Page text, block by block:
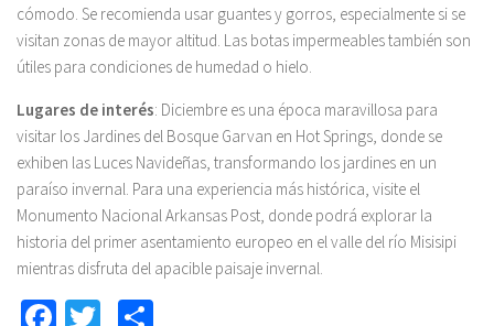
cómodo. Se recomienda usar guantes y gorros, especialmente si se
visitan zonas de mayor altitud. Las botas impermeables también son
útiles para condiciones de humedad o hielo.
Lugares de interés: Diciembre es una época maravillosa para
visitar los Jardines del Bosque Garvan en Hot Springs, donde se
exhiben las Luces Navideñas, transformando los jardines en un
paraíso invernal. Para una experiencia más histórica, visite el
Monumento Nacional Arkansas Post, donde podrá explorar la
historia del primer asentamiento europeo en el valle del río Misisipi
mientras disfruta del apacible paisaje invernal.